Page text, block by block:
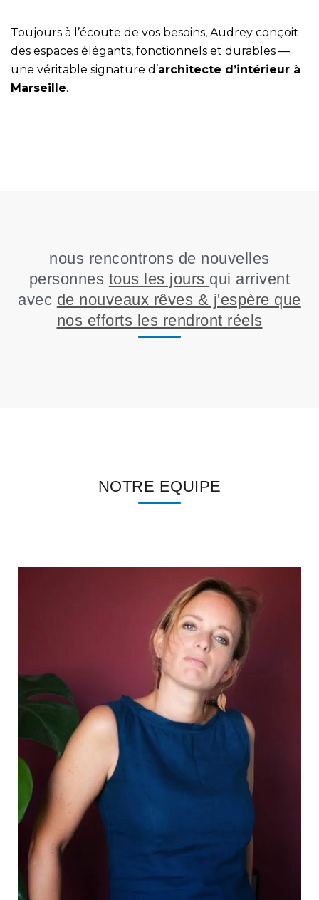
Toujours à l’écoute de vos besoins, Audrey conçoit
des espaces élégants, fonctionnels et durables —
une véritable signature d’architecte d’intérieur à
Marseille.
nous rencontrons de nouvelles
personnes tous les jours qui arrivent
avec de nouveaux rêves & j'espère que
nos efforts les rendront réels
NOTRE EQUIPE